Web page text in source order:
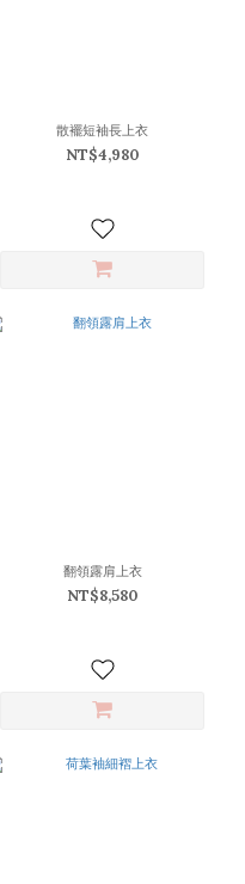
散襬短袖長上衣
NT$4,980
翻領露肩上衣
NT$8,580